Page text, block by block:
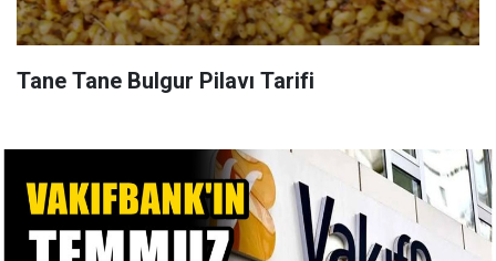
Tane Tane Bulgur Pilavı Tarifi